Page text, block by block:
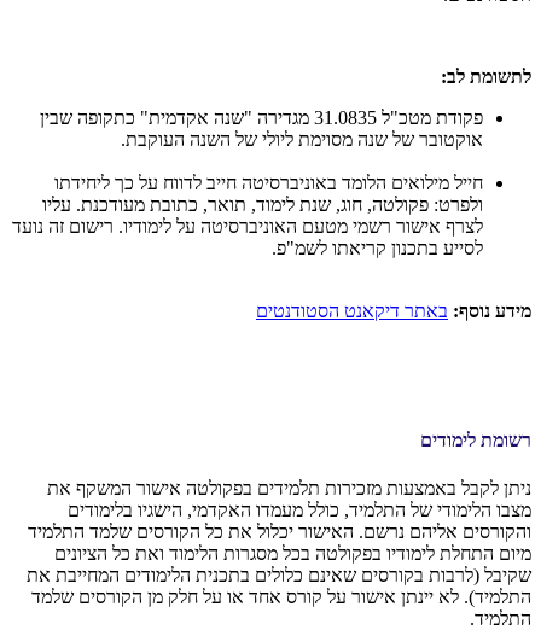
לתשומת לב:
פקודת מטכ"ל 31.0835 מגדירה "שנה אקדמית" כתקופה שבין
אוקטובר של שנה מסוימת ליולי של השנה העוקבת.
חייל מילואים הלומד באוניברסיטה חייב לדווח על כך ליחידתו
ולפרט: פקולטה, חוג, שנת לימוד, תואר, כתובת מעודכנת. עליו
לצרף אישור רשמי מטעם האוניברסיטה על לימודיו. רישום זה נועד
לסייע בתכנון קריאתו לשמ"פ.
מידע נוסף: באתר דיקאנט הסטודנטים
רשומת לימודים
ניתן לקבל באמצעות מזכירות תלמידים בפקולטה אישור המשקף את
מצבו הלימודי של התלמיד, כולל מעמדו האקדמי, הישגיו בלימודים
והקורסים אליהם נרשם. האישור יכלול את כל הקורסים שלמד התלמיד
מיום התחלת לימודיו בפקולטה בכל מסגרות הלימוד ואת כל הציונים
שקיבל (לרבות בקורסים שאינם כלולים בתכנית הלימודים המחייבת את
התלמיד). לא יינתן אישור על קורס אחד או על חלק מן הקורסים שלמד
התלמיד.